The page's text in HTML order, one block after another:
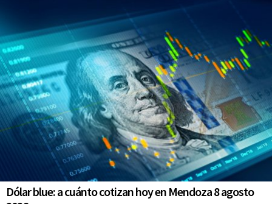
Dólar blue: a cuánto cotizan hoy en Mendoza 8 agosto